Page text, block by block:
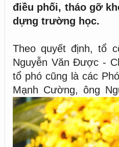
điều phối, tháo gỡ
dựng trường học.
Theo quyết định, tổ
Nguyễn Văn Được -
tổ phó cũng là các
Mạnh Cường, ông